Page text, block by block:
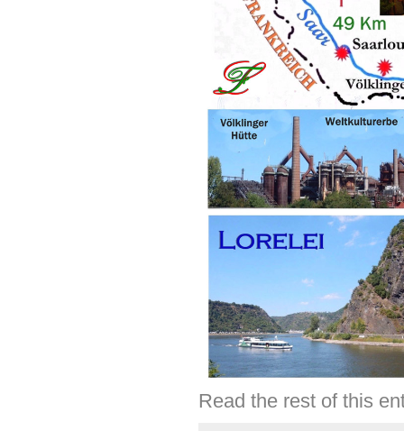
Read the rest of this